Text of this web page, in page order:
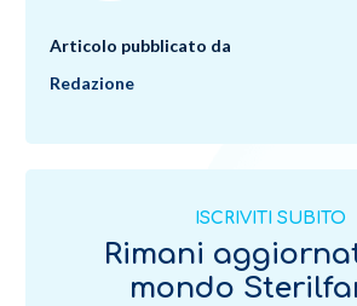
Articolo pubblicato da
Redazione
ISCRIVITI SUBITO
Rimani
mondo